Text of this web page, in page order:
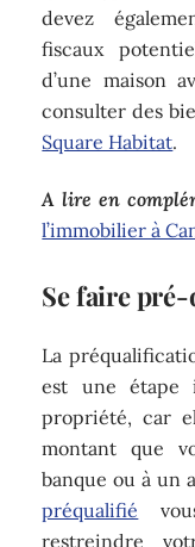
devez
fiscaux
d’une maison
consulter des
Square Habitat.
A lire en
l’immobilier à
Se faire
La
est une étape
propriété, car
montant que
banque ou à un
préqualifié
restreindre